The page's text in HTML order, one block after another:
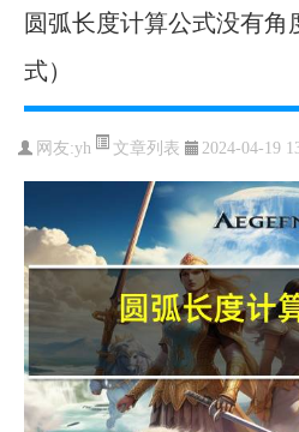
圆弧长度计算公式没有
式）
网友:yh 文章列表 2024-04-19